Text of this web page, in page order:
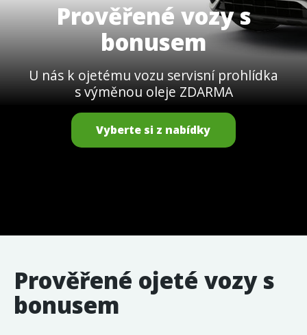
Prověřené vozy s
bonusem
U nás k ojetému vozu servisní prohlídka
s výměnou oleje ZDARMA
Vyberte si z nabídky
Prověřené ojeté vozy s
bonusem